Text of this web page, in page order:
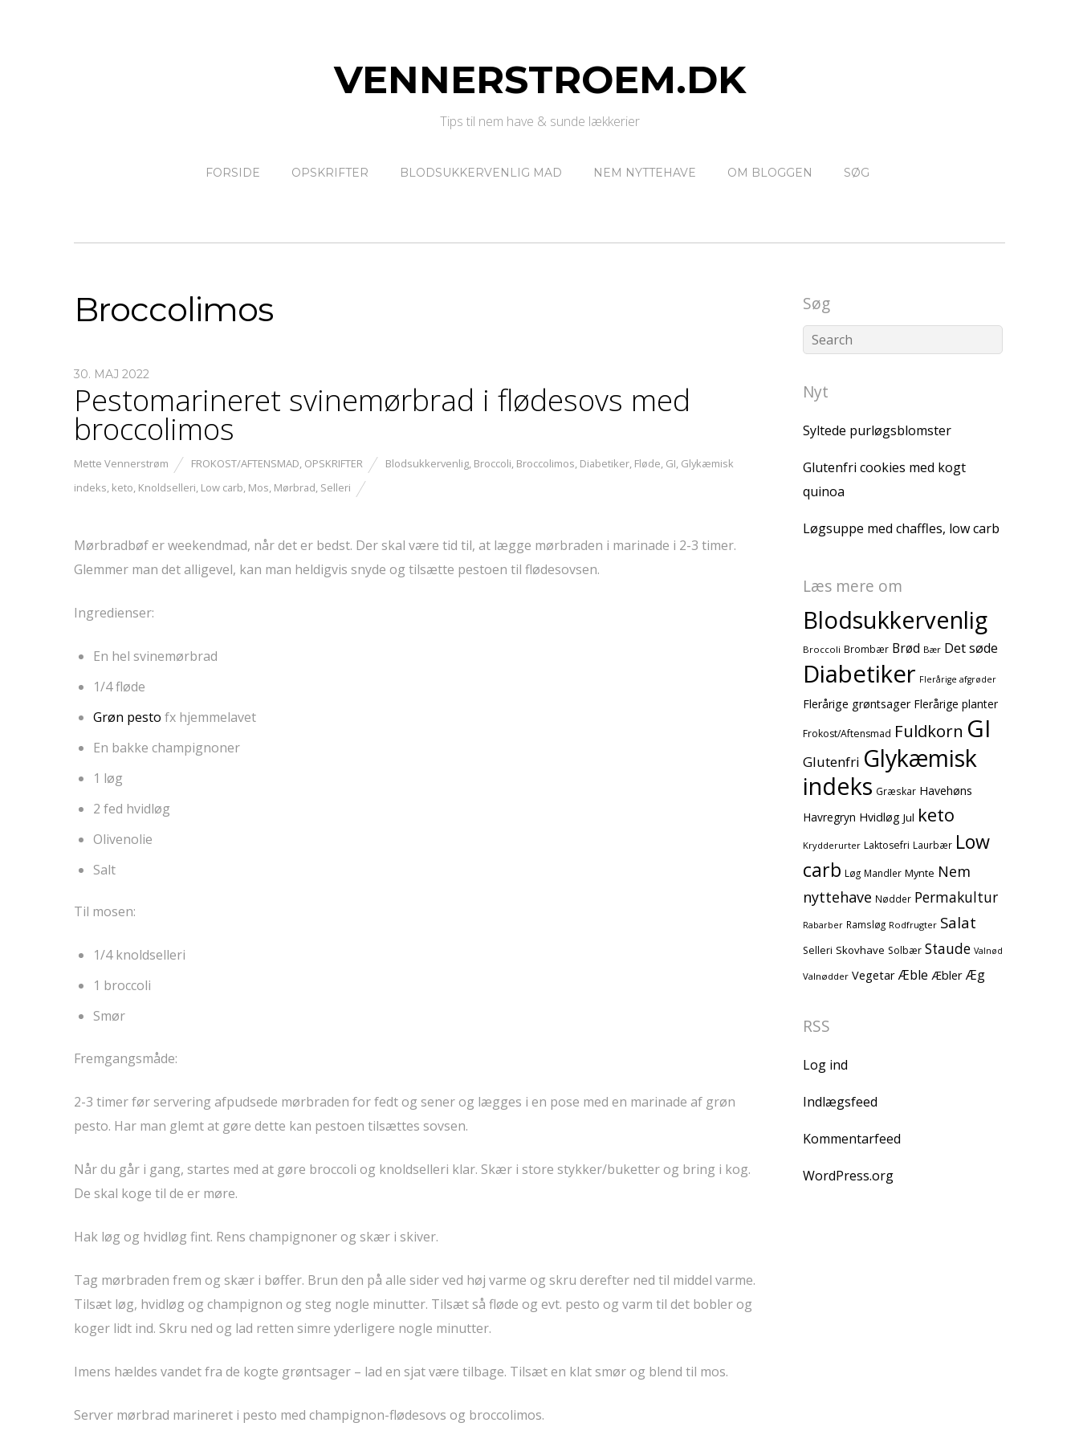
VENNERSTROEM.DK
Tips til nem have & sunde lækkerier
FORSIDE OPSKRIFTER BLODSUKKERVENLIG MAD NEM NYTTEHAVE OM BLOGGEN SØG
Broccolimos
30. MAJ 2022
Pestomarineret svinemørbrad i flødesovs med
broccolimos
Mette Vennerstrøm FROKOST/AFTENSMAD, OPSKRIFTER Blodsukkervenlig, Broccoli, Broccolimos, Diabetiker, Fløde, GI, Glykæmisk
indeks, keto, Knoldselleri, Low carb, Mos, Mørbrad, Selleri
Mørbradbøf er weekendmad, når det er bedst. Der skal være tid til, at lægge mørbraden i marinade i 2-3 timer.
Glemmer man det alligevel, kan man heldigvis snyde og tilsætte pestoen til flødesovsen.
Ingredienser:
En hel svinemørbrad
1/4 fløde
Grøn pesto fx hjemmelavet
En bakke champignoner
1 løg
2 fed hvidløg
Olivenolie
Salt
Til mosen:
1/4 knoldselleri
1 broccoli
Smør
Fremgangsmåde:
2-3 timer før servering afpudsede mørbraden for fedt og sener og lægges i en pose med en marinade af grøn
pesto. Har man glemt at gøre dette kan pestoen tilsættes sovsen.
Når du går i gang, startes med at gøre broccoli og knoldselleri klar. Skær i store stykker/buketter og bring i kog.
De skal koge til de er møre.
Hak løg og hvidløg fint. Rens champignoner og skær i skiver.
Tag mørbraden frem og skær i bøffer. Brun den på alle sider ved høj varme og skru derefter ned til middel varme.
Tilsæt løg, hvidløg og champignon og steg nogle minutter. Tilsæt så fløde og evt. pesto og varm til det bobler og
koger lidt ind. Skru ned og lad retten simre yderligere nogle minutter.
Imens hældes vandet fra de kogte grøntsager – lad en sjat være tilbage. Tilsæt en klat smør og blend til mos.
Server mørbrad marineret i pesto med champignon-flødesovs og broccolimos.
Søg
Nyt
Syltede purløgsblomster
Glutenfri cookies med kogt
quinoa
Løgsuppe med chaffles, low carb
Læs mere om
Blodsukkervenlig
Broccoli Brombær Brød Bær Det søde
Diabetiker Flerårige afgrøder
Flerårige grøntsager Flerårige planter
Frokost/Aftensmad Fuldkorn GI
Glutenfri Glykæmisk
indeks Græskar Havehøns
Havregryn Hvidløg Jul keto
Krydderurter Laktosefri Laurbær Low
carb Løg Mandler Mynte Nem
nyttehave Nødder Permakultur
Rabarber Ramsløg Rodfrugter Salat
Selleri Skovhave Solbær Staude Valnød
Valnødder Vegetar Æble Æbler Æg
RSS
Log ind
Indlægsfeed
Kommentarfeed
WordPress.org